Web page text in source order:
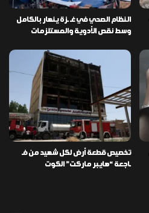
النظام الصحي في غـ ـزة ينهار بالكامل
وسط نقص الأدوية والمستلزمات
تخصيص قطعة أرض لكل شهيد من فـ
ـاجعة “هايبر ماركت” الكوت